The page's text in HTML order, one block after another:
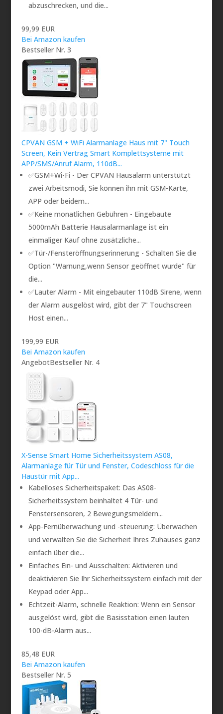
abzuschrecken, und die...
99,99 EUR
Bei Amazon kaufen
Bestseller Nr. 3
CPVAN GSM + WiFi Alarmanlage Haus mit 7" Touch
Screen, Kein Vertrag Smart Komplettsysteme mit
APP/SMS/Anruf Alarm, 110dB...
✅GSM+Wi-Fi - Der CPVAN Hausalarm unterstützt
zwei Arbeitsmodi, Sie können ihn mit GSM-Karte,
APP oder beidem...
✅Keine monatlichen Gebühren - Eingebaute
5000mAh Batterie Hausalarmanlage ist ein
einmaliger Kauf ohne zusätzliche...
✅Tür-/Fensteröffnungserinnerung - Schalten Sie die
Option "Warnung,wenn Sensor geöffnet wurde" für
die...
✅Lauter Alarm - Mit eingebauter 110dB Sirene, wenn
der Alarm ausgelöst wird, gibt der 7" Touchscreen
Host einen...
199,99 EUR
Bei Amazon kaufen
AngebotBestseller Nr. 4
X-Sense Smart Home Sicherheitssystem AS08,
Alarmanlage für Tür und Fenster, Codeschloss für die
Haustür mit App...
Kabelloses Sicherheitspaket: Das AS08-
Sicherheitssystem beinhaltet 4 Tür- und
Fenstersensoren, 2 Bewegungsmeldern...
App-Fernüberwachung und -steuerung: Überwachen
und verwalten Sie die Sicherheit Ihres Zuhauses ganz
einfach über die...
Einfaches Ein- und Ausschalten: Aktivieren und
deaktivieren Sie Ihr Sicherheitssystem einfach mit der
Keypad oder App...
Echtzeit-Alarm, schnelle Reaktion: Wenn ein Sensor
ausgelöst wird, gibt die Basisstation einen lauten
100-dB-Alarm aus...
85,48 EUR
Bei Amazon kaufen
Bestseller Nr. 5